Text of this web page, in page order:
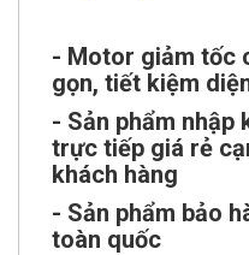
- Motor giảm tốc
gọn, tiết kiệm
- Sản phẩm nhập
trực tiếp giá rẻ
khách hàng
- Sản phẩm bảo
toàn quốc